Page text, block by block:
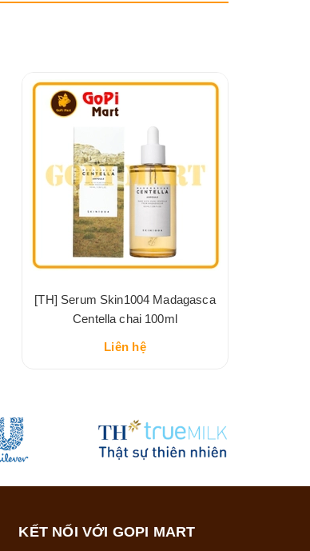
[TH] Serum Skin1004 Madagasca
Centella chai 100ml
Liên hệ
KẾT NỐI VỚI GOPI MART